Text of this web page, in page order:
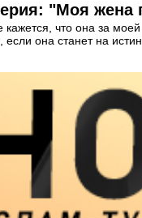
"Моя жена
что она за
она станет на